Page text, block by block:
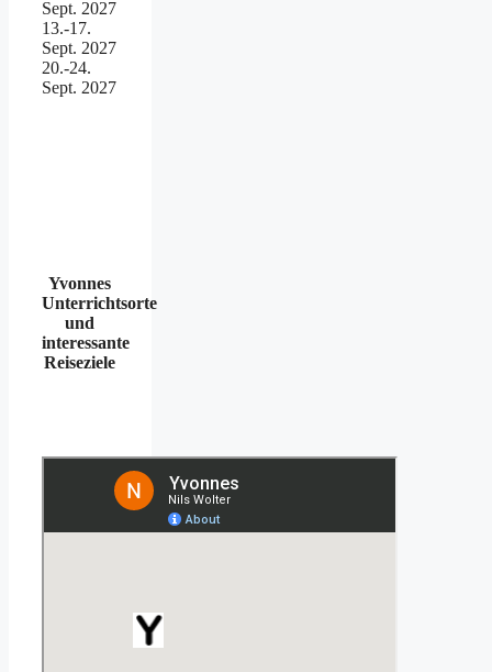
Sept. 2027
13.-17.
Sept. 2027
20.-24.
Sept. 2027
Yvonnes
Unterrichtsorte
und
interessante
Reiseziele